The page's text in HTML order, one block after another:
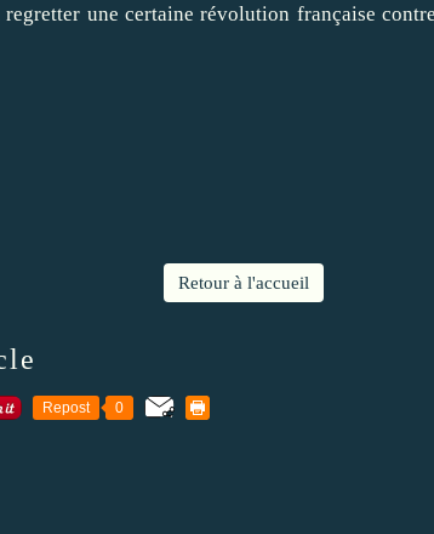
regretter une certaine révolution française
Retour à l'accueil
Repost 0